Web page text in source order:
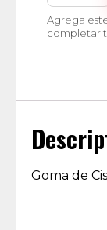
quantity
Agrega
completar
Goma de